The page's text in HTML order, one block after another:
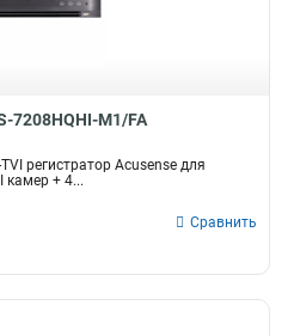
7208HQHI-M1/FA
регистратор Acusense для
камер + 4...
Сравнить